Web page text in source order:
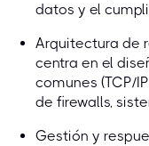
datos y el
Arquitectura de
centra en el
comunes (TCP/
de firewalls,
Gestión y